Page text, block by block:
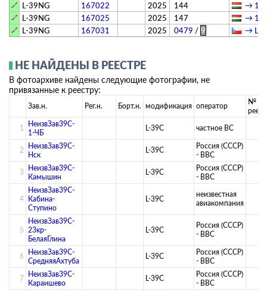
L-39NG
167022 2025 144
→
L-39NG
167025 2025 147
→
L-39NG
167031 2025 0479 / 9 →
НЕ НАЙДЕНЫ В РЕЕСТРЕ
В фотоархиве найдены следующие фотографии, не
привязанные к реестру:
Зав.н. Рег.н. Борт.н. модификация оператор
№ в
1
НеизвЗав39C-
1-ЧБ
L-39C ­частное ВС­
2
НеизвЗав39C-
Нск
L-39C
Россия (СССР)
- ВВС
3
НеизвЗав39C-
Камышин
L-39C
Россия (СССР)
- ВВС
4
НеизвЗав39C-
Кабина-
Ступино
L-39C
­неизвестная
авиакомпания­
5
НеизвЗав39C-
23кр-
БелаяГлина
L-39C
Россия (СССР)
- ВВС
6 НеизвЗав39C-
СредняяАхтуба
L-39C
Россия (СССР)
- ВВС
7 НеизвЗав39C-
Караишево
L-39C
Россия (СССР)
- ВВС